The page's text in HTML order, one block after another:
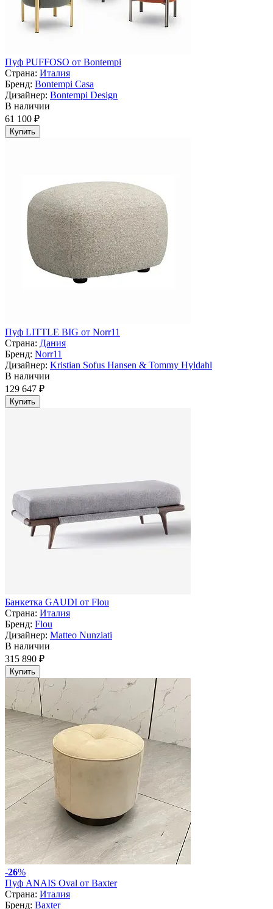
Пуф PUFFOSO от Bontempi
Страна: Италия
Бренд: Bontempi Casa
Дизайнер: Bontempi Design
В наличии
61 100 ₽
Купить
Пуф LITTLE BIG от Norr11
Страна: Дания
Бренд: Norr11
Дизайнер: Kristian Sofus Hansen & Tommy Hyldahl
В наличии
129 647 ₽
Купить
Банкетка GAUDI от Flou
Страна: Италия
Бренд: Flou
Дизайнер: Matteo Nunziati
В наличии
315 890 ₽
Купить
-26%
Пуф ANAIS Oval от Baxter
Страна: Италия
Бренд: Baxter